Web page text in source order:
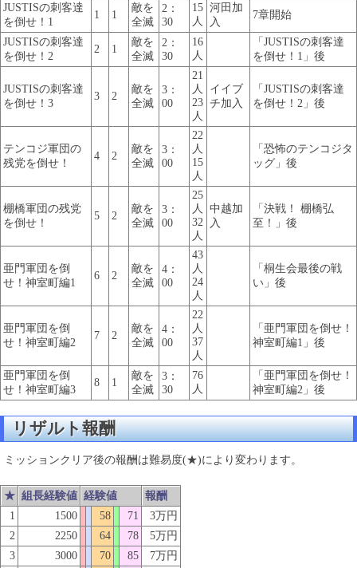
JUSTISの刺客達
を倒せ！1
1 1
敵を
全滅
2：
30
15
人
河田加
入
7章開始
JUSTISの刺客達
を倒せ！2
2 1
敵を
全滅
2：
30
16
人
「JUSTISの刺客達
を倒せ！1」後
JUSTISの刺客達
を倒せ！3
3 2
敵を
全滅
3：
00
21
人
23
人
イイブ
チ加入
「JUSTISの刺客達
を倒せ！2」後
テンコジ軍団の
残党を倒せ！
4 2
敵を
全滅
3：
00
22
人
15
人
「恐怖のテンコジタ
ッグ」後
棚橋軍団の残党
を倒せ！
5 2
敵を
全滅
3：
00
25
人
32
人
中越加
入
「決戦！ 棚橋弘
至！」後
亜門軍団を倒
せ！神室町編1
6 2
敵を
全滅
4：
00
43
人
24
人
「桐生会最後の戦
い」後
亜門軍団を倒
せ！神室町編2
7 2
敵を
全滅
4：
00
22
人
37
人
「亜門軍団を倒せ！
神室町編1」後
亜門軍団を倒
せ！神室町編3
8 1
敵を
全滅
3：
30
76
人
「亜門軍団を倒せ！
神室町編2」後
リザルト報酬
ミッションクリア後の報酬は難易度(★)により変わります。
★ 組長経験値 経験値
報酬
1
1500 58 71
3万円
2
2250 64 78
5万円
3
3000 70 85
7万円